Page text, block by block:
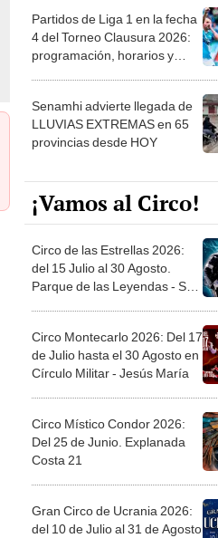
Partidos de Liga 1 en la fecha
4 del Torneo Clausura 2026:
programación, horarios y
Senamhi advierte llegada de
LLUVIAS EXTREMAS en 65
provincias desde HOY
¡Vamos al Circo!
Circo de las Estrellas 2026:
del 15 Julio al 30 Agosto.
Parque de las Leyendas - San
Circo Montecarlo 2026: Del 17
de Julio hasta el 30 Agosto en
Círculo Militar - Jesús María
Circo Místico Condor 2026:
Del 25 de Junio. Explanada
Costa 21
Gran Circo de Ucrania 2026:
del 10 de Julio al 31 de Agosto